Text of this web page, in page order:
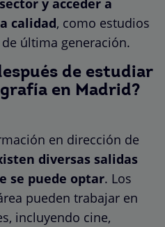
calidad, como estudios
última generación.
de estudiar
en Madrid?
en dirección de
diversas salidas
se puede optar. Los
pueden trabajar en
incluyendo cine,